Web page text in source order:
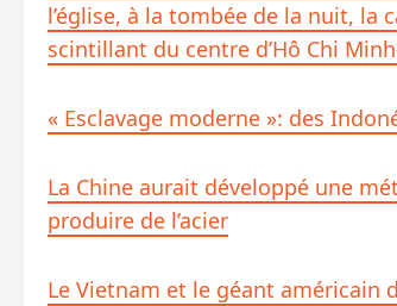
l’église, à la tombée de la nuit,
scintillant du centre d’Hô Chi
« Esclavage moderne »: des
La Chine aurait développé une
produire de l’acier
Le Vietnam et le géant américain